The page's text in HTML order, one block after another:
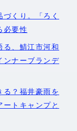
くり。「ろく
必要性
る、鯖江市河和
ンナーブランデ
る？福井豪雨を
ートキャンプと